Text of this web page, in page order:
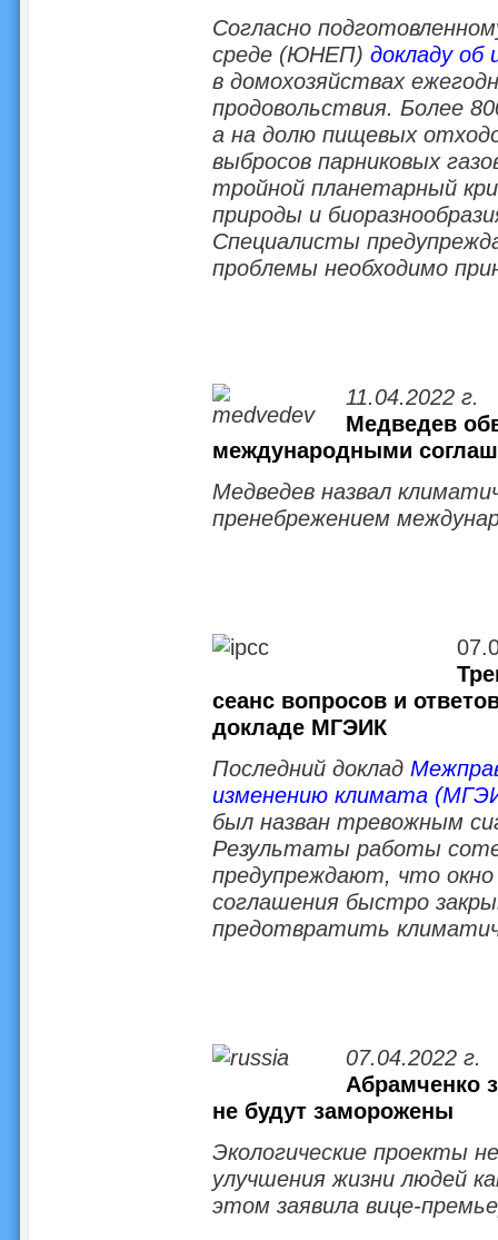
Согласно
среде (ЮНЕП) докладу об
в домохозяйствах
продовольствия. Более
а на долю пищевых
выбросов парниковых
тройной планетарный
природы и
Специалисты
проблемы необходимо
11.04.2022 г.
Медведев
международными
Медведев назвал
пренебрежением
сеанс вопросов и
докладе МГЭИК
Последний доклад
изменению климата
был назван тревожным
Результаты работы
предупреждают, что
соглашения быстро
предотвратить
07.04.2022 г.
Абрамченко
не будут заморожены
Экологические проекты
улучшения жизни людей
этом заявила вице-